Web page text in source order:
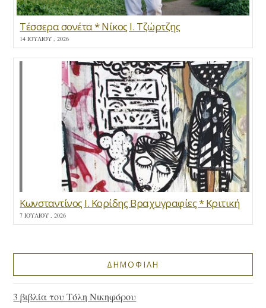
Τέσσερα σονέτα * Νίκος Ι. Τζώρτζης
14 ΙΟΥΛΊΟΥ , 2026
Κωνσταντίνος Ι. Κορίδης Βραχυγραφίες * Κριτική
7 ΙΟΥΛΊΟΥ , 2026
ΔΗΜΟΦΙΛΗ
3 βιβλία του Τόλη Νικηφόρου